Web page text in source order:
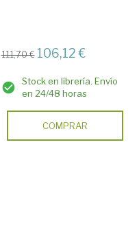
111,70 € 106,12 €
Stock en librería. Envío
en 24/48 horas
COMPRAR